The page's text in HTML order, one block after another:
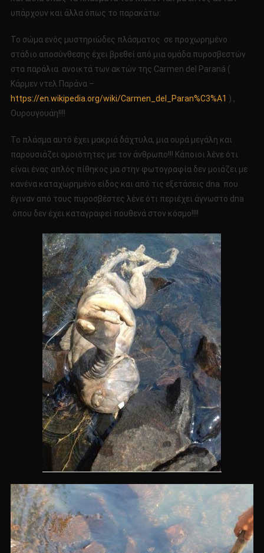
υπάρχουν και άλλα όπως το παρακάτω:
Το σώμα ενός μυστηριώδες πλάσματος σε προχωρημένο
στάδιο αποσύνθεσης έχει βρεθεί από μια ομάδα πυροσβεστών
στα παράλια ανοικτά των ακτών της Carmen del Paraná (
Κάρμεν ντελ Παράνα –
https://en.wikipedia.org/wiki/Carmen_del_Paran%C3%A1 ) ,
Ουρουγουάη!!!!
Το πλάσμα αυτό έχει μακριά δάχτυλα, μια ουρά μεγάλη και
παρουσιάζει ομοιότητες με τον άνθρωπο!!! Κάποιοι λένε ότι
είναι ένας απλός πίθηκος μα στην φωτογραφία δεν μοιάζει με
κανένα καταχωρημένο είδος και από τις εξετάσεις dna που
έγιναν από τους πυροσβέστες λένε ότι περιέχει άγνωστο dna
όπου δεν έχει καταγραφεί πουθενά στον κόσμο!!!!